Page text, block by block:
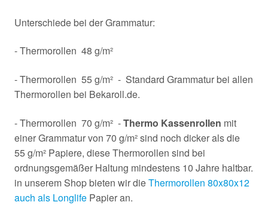
Unterschiede bei der Grammatur:
- Thermorollen 48 g/m²
- Thermorollen 55 g/m² - Standard Grammatur bei allen
Thermorollen bei Bekaroll.de.
- Thermorollen 70 g/m² -Thermo Kassenrollen mit
einer Grammatur von 70 g/m² sind noch dicker als die
55 g/m² Papiere, diese Thermorollen sind bei
ordnungsgemäßer Haltung mindestens 10 Jahre haltbar.
in unserem Shop bieten wir dieThermorollen 80x80x12
auch als Longlife Papier an.